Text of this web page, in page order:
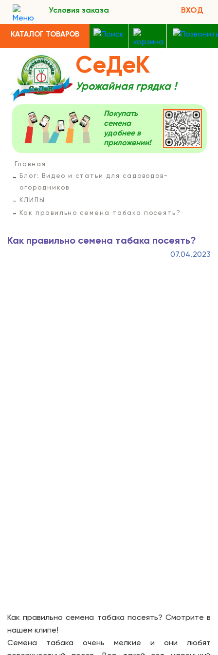
Условия заказа ВХОД
КАТАЛОГ ТОВАРОВ
СеДеК
Урожайная грядка !
Покупать
семена
удобнее в
приложении!
Главная
Блог: Видео и статьи для садоводов-
огородников
КЛИПЫ
Как правильно семена табака посеять?
Как правильно семена табака посеять?
07.04.2023
Как правильно семена табака посеять? Смотрите в
нашем клипе!
Семена табака очень мелкие и они любят